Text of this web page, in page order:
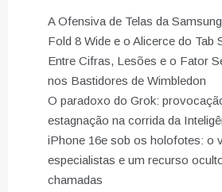
A Ofensiva de Telas da
Fold 8 Wide e o Alicerce do Tab
Entre Cifras, Lesões e o Fator
nos Bastidores de Wimbledon
O paradoxo do Grok:
estagnação na corrida da
iPhone 16e sob os holofotes: o
especialistas e um recurso
chamadas